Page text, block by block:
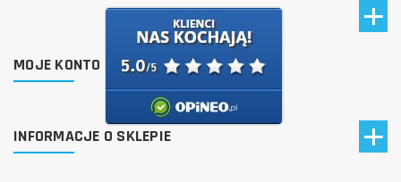
MOJE KONTO
INFORMACJE O SKLEPIE